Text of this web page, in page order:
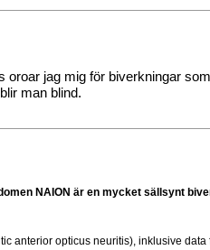
jag mig för biverkningar
man blind.
NAION är en mycket sällsynt
anterior opticus neuritis), inklusive